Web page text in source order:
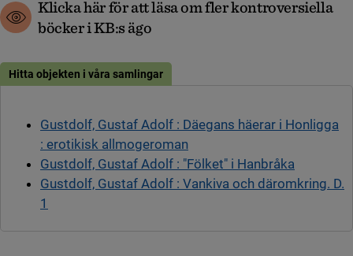
Klicka här för att läsa om fler kontroversiella
böcker i KB:s ägo
Hitta objekten i våra samlingar
Gustdolf, Gustaf Adolf : Däegans häerar i Honligga
: erotikisk allmogeroman
Gustdolf, Gustaf Adolf : "Fölket" i Hanbråka
Gustdolf, Gustaf Adolf : Vankiva och däromkring. D.
1